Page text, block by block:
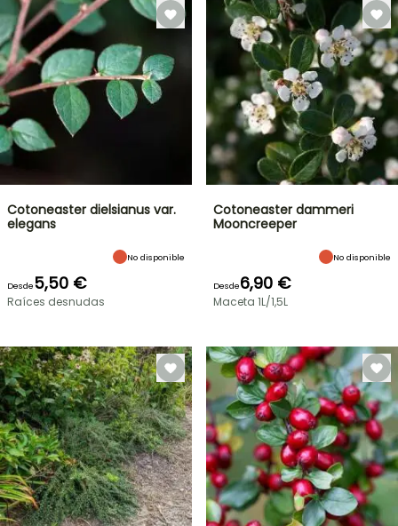
Cotoneaster dielsianus var.
elegans
No disponible
Desde5,50 €
Raíces desnudas
Cotoneaster dammeri
Mooncreeper
No disponible
Desde6,90 €
Maceta 1L/1,5L